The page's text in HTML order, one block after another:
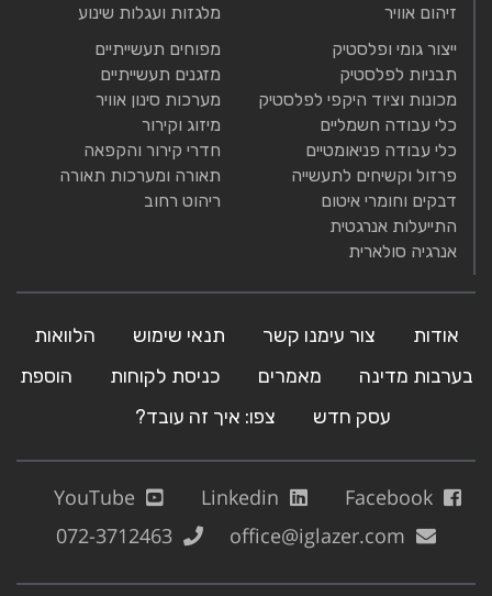
זיהום אוויר
מלגזות ועגלות שינוע
ייצור גומי ופלסטיק
תבניות לפלסטיק
מכונות וציוד היקפי לפלסטיק
כלי עבודה חשמליים
כלי עבודה פניאומטיים
פרזול וקשיחים לתעשייה
דבקים וחומרי איטום
התייעלות אנרגטית
אנרגיה סולארית
מפוחים תעשייתיים
מזגנים תעשייתיים
מערכות סינון אוויר
מיזוג וקירור
חדרי קירור והקפאה
תאורה ומערכות תאורה
ריהוט רחוב
אודות צור עימנו קשר תנאי שימוש
הלוואות
בערבות מדינה
מאמרים כניסת לקוחות
הוספת
עסק חדש
צפו: איך זה עובד?
Facebook